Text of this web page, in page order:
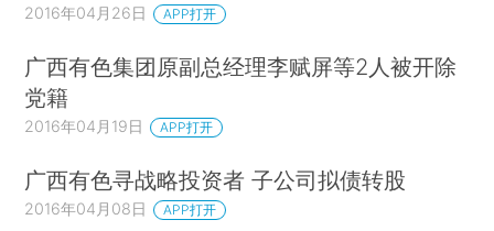
2016年04月26日 APP打开
广西有色集团原副总经理李赋屏等2人被开除
党籍
2016年04月19日 APP打开
广西有色寻战略投资者 子公司拟债转股
2016年04月08日 APP打开